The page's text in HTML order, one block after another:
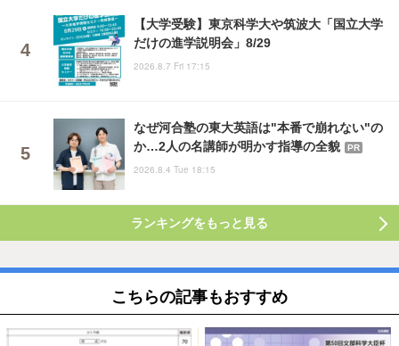
【大学受験】東京科学大や筑波大「国立大学
だけの進学説明会」8/29
2026.8.7 Fri 17:15
なぜ河合塾の東大英語は"本番で崩れない"の
か…2人の名講師が明かす指導の全貌
PR
2026.8.4 Tue 18:15
ランキングをもっと見る
こちらの記事もおすすめ